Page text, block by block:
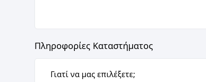
Πληροφορίες Καταστήματος
Γιατί να μας επιλέξετε;